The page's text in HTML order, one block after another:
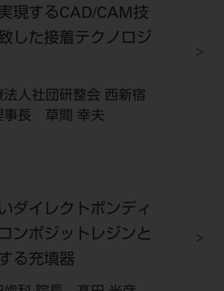
現するCAD/CAM技
した接着テクノロジ
人社団研整会 西新宿
事長 草間 幸夫
ダイレクトボンディ
ンポジットレジンと
る充填器